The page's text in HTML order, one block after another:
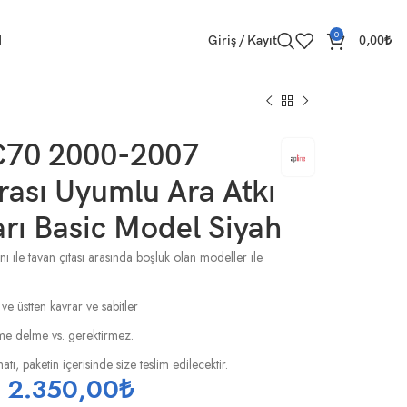
Giriş / Kayıt 0 0,00₺
2000-2007
Uyumlu Ara Atkı
Basic Model Siyah
ile tavan çıtası arasında boşluk olan modeller ile
ve üstten kavrar ve sabitler
delme vs. gerektirmez.
paketin içerisinde size teslim edilecektir.
2.350,00₺